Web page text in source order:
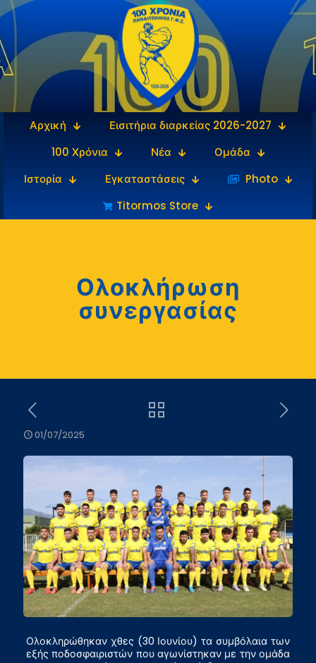
Αρχική
Εισιτήρια διαρκείας 2026-2027
100 Χρόνια
Νέα
Ομάδα
Ιστορία
Εγκαταστάσεις
‎‏‏‎ ‎Photo
Titormos Store
Ολοκλήρωση
συνεργασίας
01/07/2025
Ολοκληρώθηκαν χθες (30 Ιουνίου) τα συμβόλαια των
εξής ποδοσφαιριστών που αγωνίστηκαν με την ομάδα